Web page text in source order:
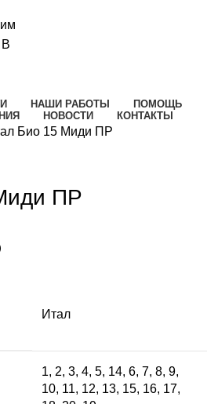
НАШИ РАБОТЫ
ПОМОЩЬ
НОВОСТИ КОНТАКТЫ
Био 15 Миди ПР
ПР
Итал
1, 2, 3, 4, 5, 14, 6, 7, 8, 9,
10, 11, 12, 13, 15, 16, 17,